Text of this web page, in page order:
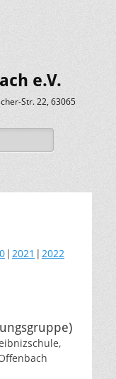
e.V.
Str. 22, 63065
2021
2022